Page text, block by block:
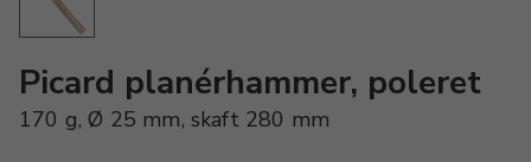
Picard planérhammer, poleret
170 g, Ø 25 mm, skaft 280 mm